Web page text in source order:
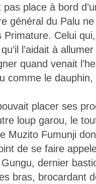
place à bord
général du Palu
Primature. Celui
l’aidait à
quand venait
comme le
placer ses
loup garou, le
Muzito Fumunji
de se faire
dernier
bras, brocardant